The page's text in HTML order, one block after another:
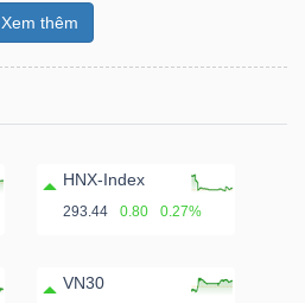
Xem thêm
HNX-Index
293.44 0.80 0.27%
VN30